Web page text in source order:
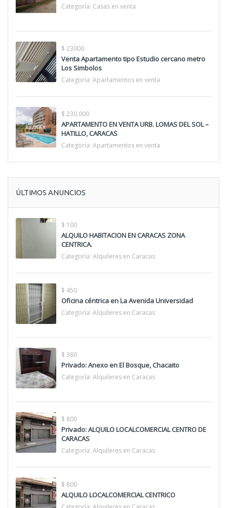
Categoría: Casas en venta
$ 23000
Venta Apartamento tipo Estudio cercano metro
Los Simbolos
Categoría: Apartamentos en venta
$ 230.000
APARTAMENTO EN VENTA URB. LOMAS DEL SOL –
HATILLO, CARACAS
Categoría: Apartamentos en venta
ÚLTIMOS ANUNCIOS
$ 100
ALQUILO HABITACION EN CARACAS ZONA
CENTRICA.
Categoría: Alquileres en Caracas
$ 450
Oficina céntrica en La Avenida Universidad
Categoría: Alquileres en Caracas
$ 380
Privado: Anexo en El Bosque, Chacaito
Categoría: Alquileres en Caracas
$ 800
Privado: ALQUILO LOCALCOMERCIAL CENTRO DE
CARACAS
Categoría: Alquileres en Caracas
$ 800
ALQUILO LOCALCOMERCIAL CENTRICO